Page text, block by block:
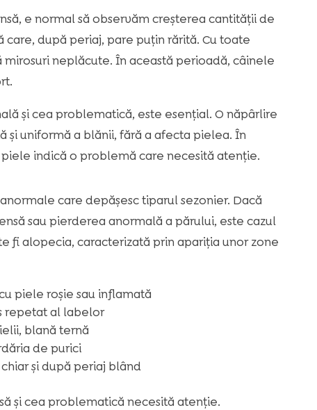
e normal să observăm creșterea cantității de
după periaj, pare puțin rărită. Cu toate
neplăcute. În această perioadă, câinele
și cea problematică, este esențial. O năpârlire
și uniformă a blănii, fără a afecta pielea. În
indică o problemă care necesită atenție.
care depășesc tiparul sezonier. Dacă
sau pierderea anormală a părului, este cazul
fi alopecia, caracterizată prin apariția unor zone
piele roșie sau inflamată
repetat al labelor
blană ternă
de purici
și după periaj blând
și cea problematică necesită atenție.